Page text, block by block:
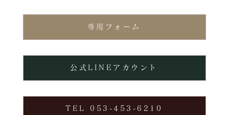
専用フォーム
TEL 053-453-6210
公式LINEアカウント